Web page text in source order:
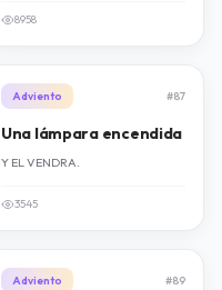
8958
Adviento #87
Una lámpara encendida
Y EL VENDRA.
3545
Adviento #89